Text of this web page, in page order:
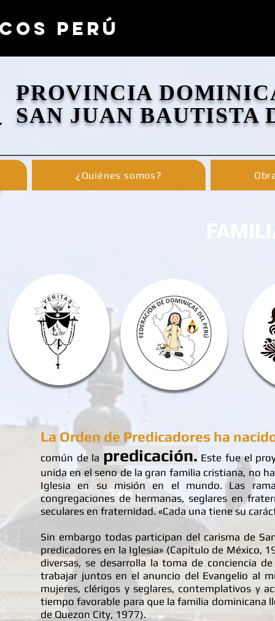
PERÚ
PROVINCIA
SAN JUAN BAUTISTA
¿Quiénes somos?
La Orden de Predicadores ha
común de la predicación. Este fue el
unida en el seno de la gran familia cristiana, no
Iglesia en su misión en el mundo. Las
congregaciones de hermanas, seglares en
seculares en fraternidad. «Cada una tiene su
Sin embargo todas participan del carisma de
predicadores en la Iglesia» (Capítulo de México,
diversas, se desarrolla la toma de conciencia
trabajar juntos en el anuncio del Evangelio al
mujeres, clérigos y seglares, contemplativos y
tiempo favorable para que la familia dominicana
de Quezon City, 1977).